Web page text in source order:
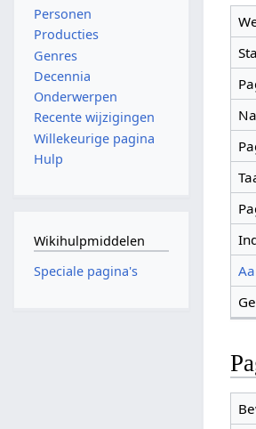
Personen
Producties
Genres
Decennia
Onderwerpen
Recente wijzigingen
Willekeurige pagina
Hulp
Wikihulpmiddelen
Speciale pagina's